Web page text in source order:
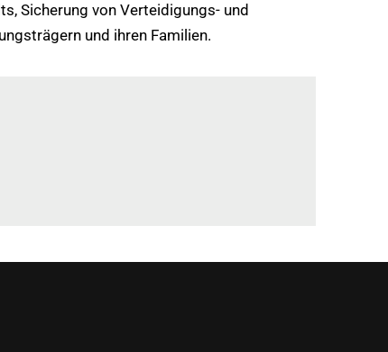
Sicherung von Verteidigungs- und
und ihren Familien.